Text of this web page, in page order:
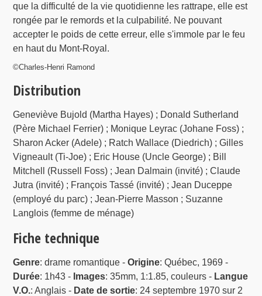
que la difficulté de la vie quotidienne les rattrape, elle est
rongée par le remords et la culpabilité. Ne pouvant
accepter le poids de cette erreur, elle s'immole par le feu
en haut du Mont-Royal.
©Charles-Henri Ramond
Distribution
Geneviève Bujold (Martha Hayes) ; Donald Sutherland
(Père Michael Ferrier) ; Monique Leyrac (Johane Foss) ;
Sharon Acker (Adele) ; Ratch Wallace (Diedrich) ; Gilles
Vigneault (Ti-Joe) ; Eric House (Uncle George) ; Bill
Mitchell (Russell Foss) ; Jean Dalmain (invité) ; Claude
Jutra (invité) ; François Tassé (invité) ; Jean Duceppe
(employé du parc) ; Jean-Pierre Masson ; Suzanne
Langlois (femme de ménage)
Fiche technique
Genre: drame romantique -Origine: Québec, 1969 -
Durée: 1h43 - Images: 35mm, 1:1.85, couleurs - Langue
V.O.: Anglais - Date de sortie: 24 septembre 1970 sur 2